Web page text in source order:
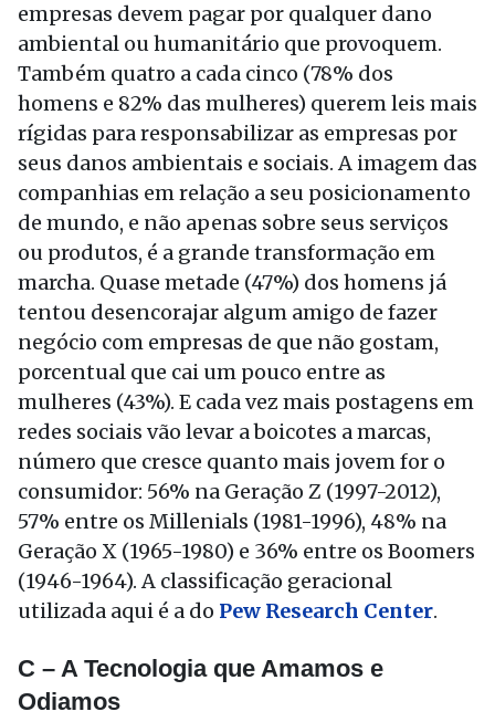
empresas devem pagar por qualquer dano
ambiental ou humanitário que provoquem.
Também quatro a cada cinco (78% dos
homens e 82% das mulheres) querem leis mais
rígidas para responsabilizar as empresas por
seus danos ambientais e sociais. A imagem das
companhias em relação a seu posicionamento
de mundo, e não apenas sobre seus serviços
ou produtos, é a grande transformação em
marcha. Quase metade (47%) dos homens já
tentou desencorajar algum amigo de fazer
negócio com empresas de que não gostam,
porcentual que cai um pouco entre as
mulheres (43%). E cada vez mais postagens em
redes sociais vão levar a boicotes a marcas,
número que cresce quanto mais jovem for o
consumidor: 56% na Geração Z (1997-2012),
57% entre os Millenials (1981-1996), 48% na
Geração X (1965-1980) e 36% entre os Boomers
(1946-1964). A classificação geracional
utilizada aqui é a do Pew Research Center.
C – A Tecnologia que Amamos e
Odiamos